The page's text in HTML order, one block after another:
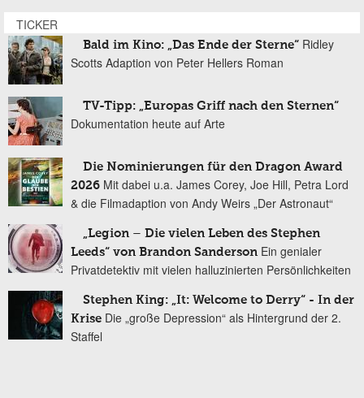
TICKER
Bald im Kino: „Das Ende der Sterne“ Ridley
Scotts Adaption von Peter Hellers Roman
TV-Tipp: „Europas Griff nach den Sternen“
Dokumentation heute auf Arte
Die Nominierungen für den Dragon Award
2026 Mit dabei u.a. James Corey, Joe Hill, Petra Lord
& die Filmadaption von Andy Weirs „Der Astronaut“
„Legion – Die vielen Leben des Stephen
Leeds“ von Brandon Sanderson Ein genialer
Privatdetektiv mit vielen halluzinierten Persönlichkeiten
Stephen King: „It: Welcome to Derry“ - In der
Krise Die „große Depression“ als Hintergrund der 2.
Staffel